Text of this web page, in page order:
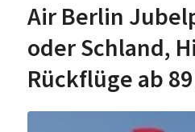
Air Berlin
oder Schland,
Rückflüge ab